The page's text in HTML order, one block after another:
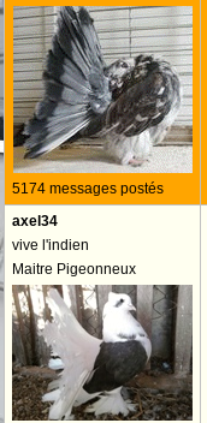
5174 messages postés
axel34
vive l'indien
Maitre Pigeonneux